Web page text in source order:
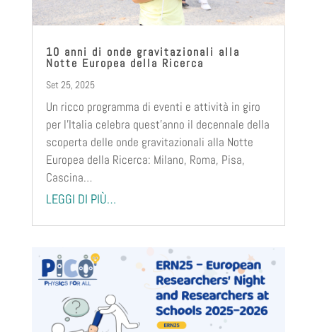
10 anni di onde gravitazionali alla
Notte Europea della Ricerca
Set 25, 2025
Un ricco programma di eventi e attività in giro
per l’Italia celebra quest’anno il decennale della
scoperta delle onde gravitazionali alla Notte
Europea della Ricerca: Milano, Roma, Pisa,
Cascina…
LEGGI DI PIÙ…